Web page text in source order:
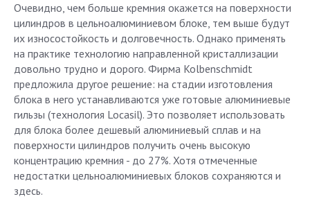
Очевидно, чем больше кремния окажется на поверхности
цилиндров в цельноалюминиевом блоке, тем выше будут
их износостойкость и долговечность. Однако применять
на практике технологию направленной кристаллизации
довольно трудно и дорого. Фирма Kolbenschmidt
предложила другое решение: на стадии изготовления
блока в него устанавливаются уже готовые алюминиевые
гильзы (технология Locasil). Это позволяет использовать
для блока более дешевый алюминиевый сплав и на
поверхности цилиндров получить очень высокую
концентрацию кремния - до 27%. Хотя отмеченные
недостатки цельноалюминиевых блоков сохраняются и
здесь.